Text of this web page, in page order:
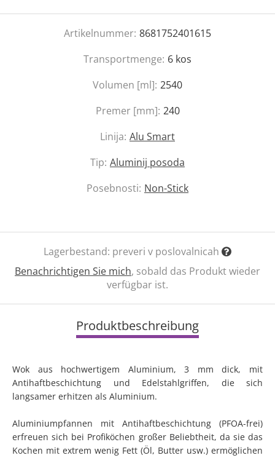
Artikelnummer: 8681752401615
Transportmenge: 6 kos
Volumen [ml]: 2540
Premer [mm]: 240
Linija: Alu Smart
Tip: Aluminij posoda
Posebnosti: Non-Stick
Lagerbestand: preveri v poslovalnicah
Benachrichtigen Sie mich, sobald das Produkt wieder
verfügbar ist.
Produktbeschreibung
Wok aus hochwertigem Aluminium, 3 mm dick, mit
Antihaftbeschichtung und Edelstahlgriffen, die sich
langsamer erhitzen als Aluminium.
Aluminiumpfannen mit Antihaftbeschichtung (PFOA-frei)
erfreuen sich bei Profiköchen großer Beliebtheit, da sie das
Kochen mit extrem wenig Fett (Öl, Butter usw.) ermöglichen